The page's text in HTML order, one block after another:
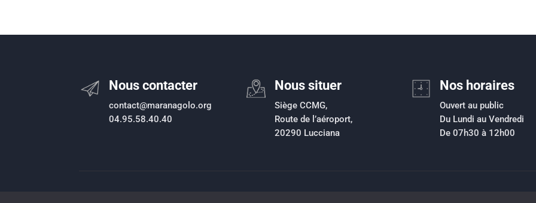
Nous contacter
contact@maranagolo.org
04.95.58.40.40
Nous situer
Siège CCMG,
Route de l’aéroport,
20290 Lucciana
Nos horaires
Ouvert au public
Du Lundi au Vendredi
De 07h30 à 12h00